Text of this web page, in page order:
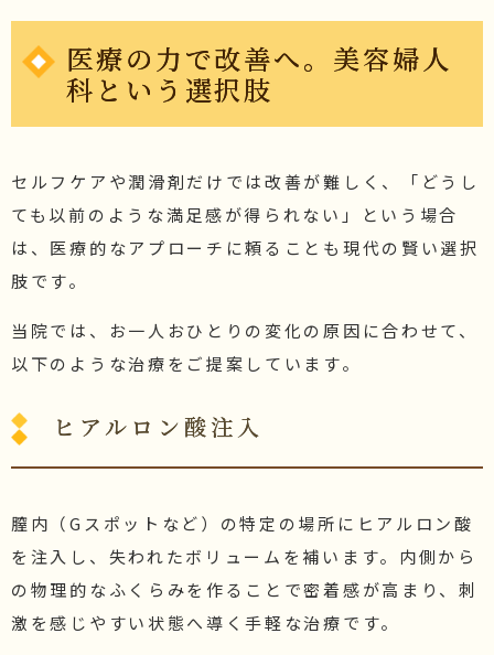
医療の力で改善へ。美容婦人
科という選択肢
セルフケアや潤滑剤だけでは改善が難しく、「どうし
ても以前のような満足感が得られない」という場合
は、医療的なアプローチに頼ることも現代の賢い選択
肢です。
当院では、お一人おひとりの変化の原因に合わせて、
以下のような治療をご提案しています。
ヒアルロン酸注入
膣内（Gスポットなど）の特定の場所にヒアルロン酸
を注入し、失われたボリュームを補います。内側から
の物理的なふくらみを作ることで密着感が高まり、刺
激を感じやすい状態へ導く手軽な治療です。